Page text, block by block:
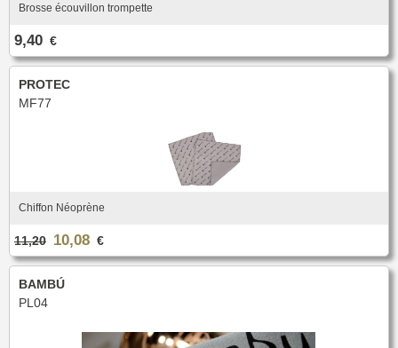
Brosse écouvillon trompette
9,40 €
PROTEC
MF77
Chiffon Néoprène
11,20 10,08 €
BAMBÚ
PL04